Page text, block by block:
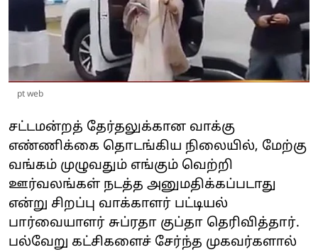
pt web
சட்டமன்றத் தேர்தலுக்கான வாக்கு
எண்ணிக்கை தொடங்கிய நிலையில், மேற்கு
வங்கம் முழுவதும் எங்கும் வெற்றி
ஊர்வலங்கள் நடத்த அனுமதிக்கப்படாது
என்று சிறப்பு வாக்காளர் பட்டியல்
பார்வையாளர் சுப்ரதா குப்தா தெரிவித்தார்.
பல்வேறு கட்சிகளைச் சேர்ந்த முகவர்களால்